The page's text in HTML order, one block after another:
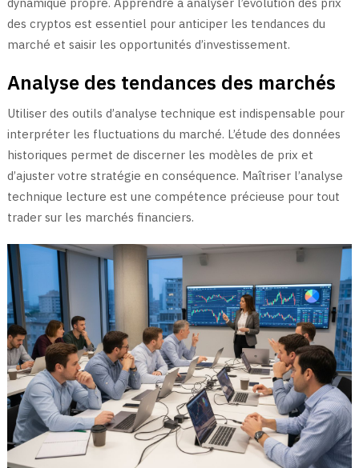
des cryptos est essentiel pour anticiper les tendances du
marché et saisir les opportunités d’investissement.
Analyse des tendances des marchés
Utiliser des outils d’analyse technique est indispensable pour
interpréter les fluctuations du marché. L’étude des données
historiques permet de discerner les modèles de prix et
d’ajuster votre stratégie en conséquence. Maîtriser l’analyse
technique lecture est une compétence précieuse pour tout
trader sur les marchés financiers.